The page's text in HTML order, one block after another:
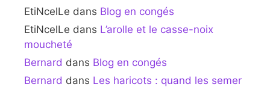
EtiNcelLe dans Blog en congés
EtiNcelLe dans L’arolle et le casse-noix
moucheté
Bernard dans Blog en congés
Bernard dans Les haricots : quand les semer